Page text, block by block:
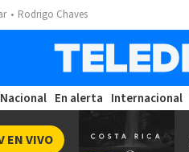
Rodrigo Chaves
Nacional En alerta Internacional
EN VIVO